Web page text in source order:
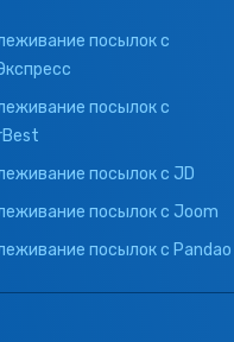
посылок с
посылок с
посылок с JD
посылок с Joom
посылок с Pandao